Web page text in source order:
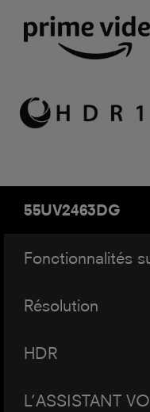
55UV2463DG
Fonctionnalités
Résolution
HDR
L’ASSISTANT